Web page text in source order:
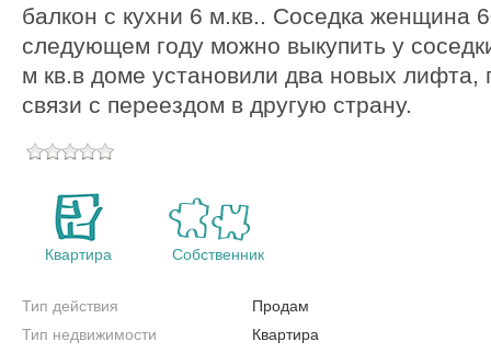
балкон с кухни 6 м.кв.. Соседка женщина
следующем году можно выкупить у
м кв.в доме установили два новых лифта,
связи с переездом в другую страну.
Квартира Собственник
Тип действия
Продам
Тип недвижимости
Квартира